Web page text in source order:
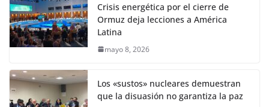
Crisis energética por el cierre de
Ormuz deja lecciones a América
Latina
mayo 8, 2026
Los «sustos» nucleares demuestran
que la disuasión no garantiza la paz